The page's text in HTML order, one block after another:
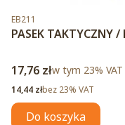
Kod produktu
EB211
PASEK TAKTYCZNY
Cena brutto
17,76 złw tym %s VAT
w tym 23% VAT
Cena netto
14,44 złbez 23% VAT
Do koszyka